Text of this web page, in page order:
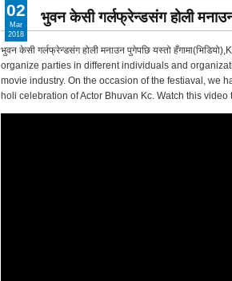
भुवन केसी गर्लफ्रेन्डसंग होली
भुवन केसी गर्लफ्रेन्डसंग होली मनाउन पुगेपछि यस्तो
organize parties in different individuals and
movie industry. On the occasion of the festiaval, we
holi celebration of Actor Bhuvan Kc. Watch this video
02
Mar
2018